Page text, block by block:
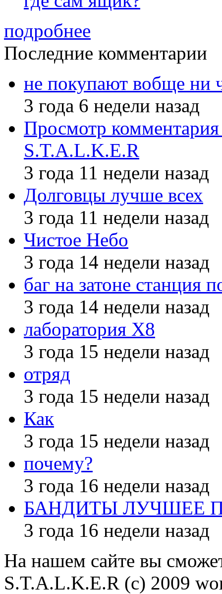
подробнее
Последние комментарии
не покупают вобще ни
3 года 6 недели назад
Просмотр
S.T.A.L.K.E.R
3 года 11 недели назад
Долговцы лучше всех
3 года 11 недели назад
Чистое Небо
3 года 14 недели назад
баг на затоне станция
3 года 14 недели назад
лаборатория X8
3 года 15 недели назад
отряд
3 года 15 недели назад
Как
3 года 15 недели назад
почему?
3 года 16 недели назад
БАНДИТЫ ЛУЧШЕЕ
3 года 16 недели назад
На нашем сайте вы
S.T.A.L.K.E.R (с) 2009